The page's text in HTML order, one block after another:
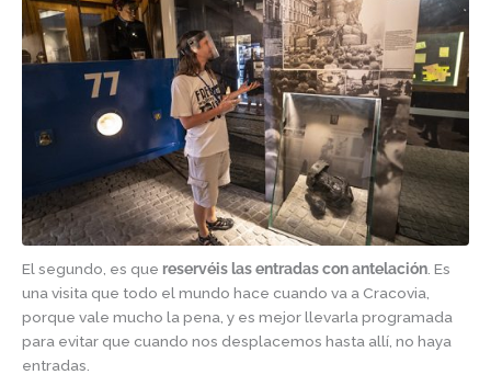
El segundo, es que reservéis las entradas con antelación . Es
una visita que todo el mundo hace cuando va a Cracovia,
porque vale mucho la pena, y es mejor llevarla programada
para evitar que cuando nos desplacemos hasta allí, no haya
entradas.